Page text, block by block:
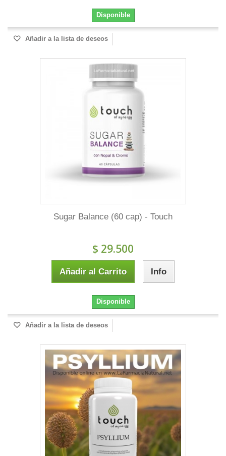
Disponible
Añadir a la lista de deseos
Sugar Balance (60 cap) - Touch
$ 29.500
Añadir al Carrito Info
Disponible
Añadir a la lista de deseos